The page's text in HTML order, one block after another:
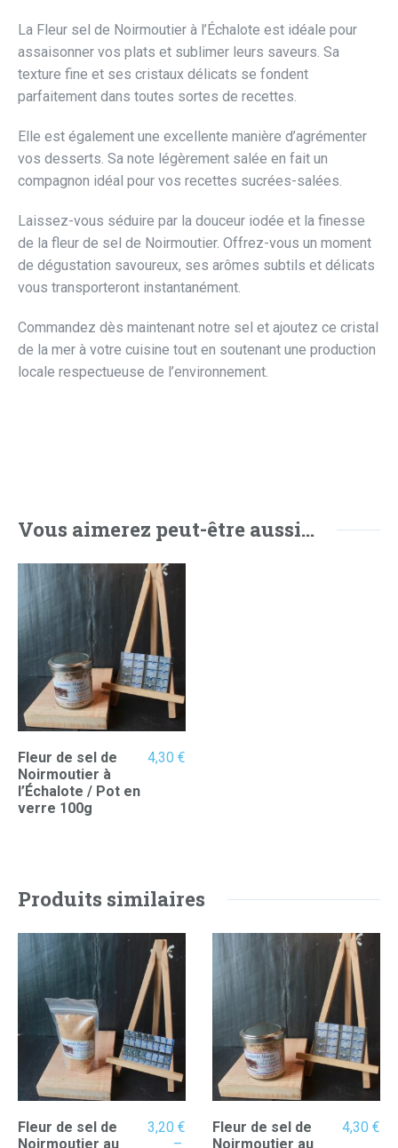
La Fleur sel de Noirmoutier à l’Échalote est idéale pour
assaisonner vos plats et sublimer leurs saveurs. Sa
texture fine et ses cristaux délicats se fondent
parfaitement dans toutes sortes de recettes.
Elle est également une excellente manière d’agrémenter
vos desserts. Sa note légèrement salée en fait un
compagnon idéal pour vos recettes sucrées-salées.
Laissez-vous séduire par la douceur iodée et la finesse
de la fleur de sel de Noirmoutier. Offrez-vous un moment
de dégustation savoureux, ses arômes subtils et délicats
vous transporteront instantanément.
Commandez dès maintenant notre sel et ajoutez ce cristal
de la mer à votre cuisine tout en soutenant une production
locale respectueuse de l’environnement.
Vous aimerez peut-être aussi…
Fleur de sel de
Noirmoutier à
l’Échalote / Pot en
verre 100g
4,30 €
Produits similaires
Fleur de sel de
Noirmoutier au
3,20 €
–
Fleur de sel de
Noirmoutier au
4,30 €